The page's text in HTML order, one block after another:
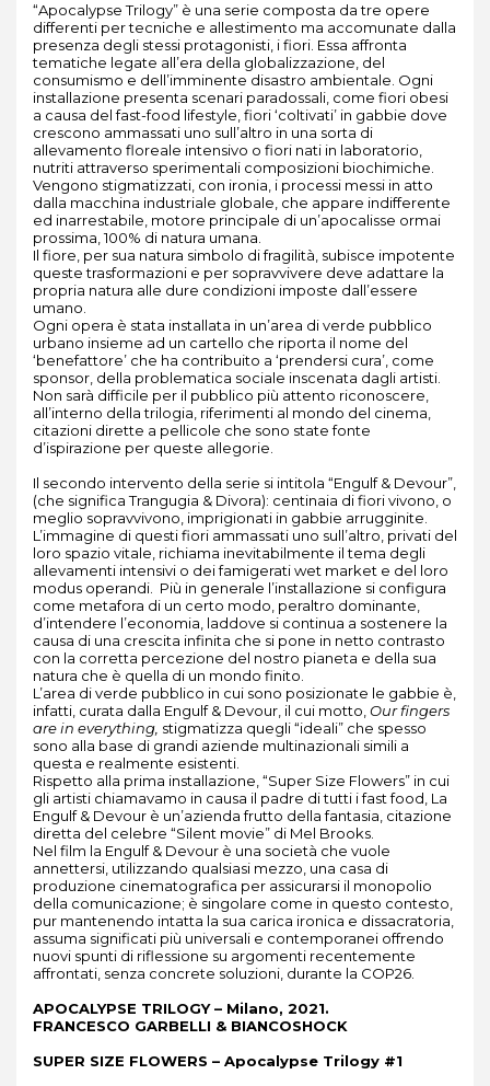
“Apocalypse Trilogy” è una serie composta da tre opere
differenti per tecniche e allestimento ma accomunate dalla
presenza degli stessi protagonisti, i fiori. Essa affronta
tematiche legate all’era della globalizzazione, del
consumismo e dell’imminente disastro ambientale. Ogni
installazione presenta scenari paradossali, come fiori obesi
a causa del fast-food lifestyle, fiori ‘coltivati’ in gabbie dove
crescono ammassati uno sull’altro in una sorta di
allevamento floreale intensivo o fiori nati in laboratorio,
nutriti attraverso sperimentali composizioni biochimiche.
Vengono stigmatizzati, con ironia, i processi messi in atto
dalla macchina industriale globale, che appare indifferente
ed inarrestabile, motore principale di un’apocalisse ormai
prossima, 100% di natura umana.
Il fiore, per sua natura simbolo di fragilità, subisce impotente
queste trasformazioni e per sopravvivere deve adattare la
propria natura alle dure condizioni imposte dall’essere
umano.
Ogni opera è stata installata in un’area di verde pubblico
urbano insieme ad un cartello che riporta il nome del
‘benefattore’ che ha contribuito a ‘prendersi cura’, come
sponsor, della problematica sociale inscenata dagli artisti.
Non sarà difficile per il pubblico più attento riconoscere,
all’interno della trilogia, riferimenti al mondo del cinema,
citazioni dirette a pellicole che sono state fonte
d’ispirazione per queste allegorie.
Il secondo intervento della serie si intitola “Engulf & Devour”,
(che significa Trangugia & Divora): centinaia di fiori vivono, o
meglio sopravvivono, imprigionati in gabbie arrugginite.
L’immagine di questi fiori ammassati uno sull’altro, privati del
loro spazio vitale, richiama inevitabilmente il tema degli
allevamenti intensivi o dei famigerati wet market e del loro
modus operandi. Più in generale l’installazione si configura
come metafora di un certo modo, peraltro dominante,
d’intendere l’economia, laddove si continua a sostenere la
causa di una crescita infinita che si pone in netto contrasto
con la corretta percezione del nostro pianeta e della sua
natura che è quella di un mondo finito.
L’area di verde pubblico in cui sono posizionate le gabbie è,
infatti, curata dalla Engulf & Devour, il cui motto, Our fingers
are in everything, stigmatizza quegli “ideali” che spesso
sono alla base di grandi aziende multinazionali simili a
questa e realmente esistenti.
Rispetto alla prima installazione, “Super Size Flowers” in cui
gli artisti chiamavamo in causa il padre di tutti i fast food, La
Engulf & Devour è un’azienda frutto della fantasia, citazione
diretta del celebre “Silent movie” di Mel Brooks.
Nel film la Engulf & Devour è una società che vuole
annettersi, utilizzando qualsiasi mezzo, una casa di
produzione cinematografica per assicurarsi il monopolio
della comunicazione; è singolare come in questo contesto,
pur mantenendo intatta la sua carica ironica e dissacratoria,
assuma significati più universali e contemporanei offrendo
nuovi spunti di riflessione su argomenti recentemente
affrontati, senza concrete soluzioni, durante la COP26.
APOCALYPSE TRILOGY – Milano, 2021.
FRANCESCO GARBELLI & BIANCOSHOCK
SUPER SIZE FLOWERS – Apocalypse Trilogy #1